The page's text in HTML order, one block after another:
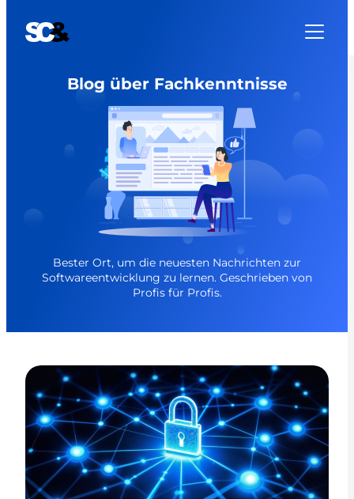
Blog über Fachkenntnisse
Bester Ort, um die neuesten Nachrichten zur
Softwareentwicklung zu lernen. Geschrieben von
Profis für Profis.